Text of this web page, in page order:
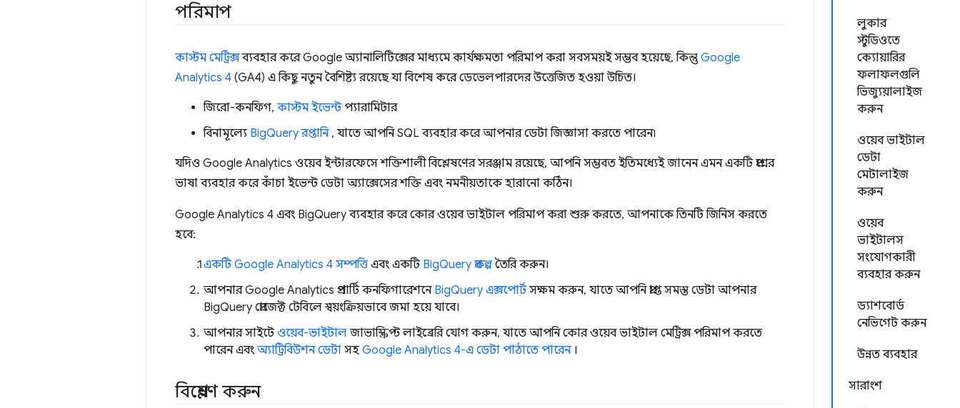
লুকার
স্টুডিওতে
ক্যোয়ারির
ফলাফলগুলি
ভিজ্যুয়ালাইজ
করুন
ওয়েব ভাইটাল
ডেটা
মেটালাইজ
করুন
ওয়েব
ভাইটালস
সংযোগকারী
ব্যবহার করুন
ড্যাশবোর্ড
নেভিগেট করুন
উন্নত ব্যবহার
সারাংশ
পরিমাপ
কাস্টম মেট্রিক্সব্যবহার করে Google অ্যানালিটিক্সের মাধ্যমে কার্যক্ষমতা পরিমাপ করা সবসময়ই সম্ভব হয়েছে, কিন্তু Google
Analytics 4 (GA4) এ কিছু নতুন বৈশিষ্ট্য রয়েছে যা বিশেষ করে ডেভেলপারদের উত্তেজিত হওয়া উচিত।
জিরো-কনফিগ, কাস্টম ইভেন্টপ্যারামিটার
বিনামূল্যে BigQuery রপ্তানি, যাতে আপনি SQL ব্যবহার করে আপনার ডেটা জিজ্ঞাসা করতে পারেন৷
যদিও Google Analytics ওয়েব ইন্টারফেসে শক্তিশালী বিশ্লেষণের সরঞ্জাম রয়েছে, আপনি সম্ভবত ইতিমধ্যেই জানেন এমন একটি প্রশ্নের
ভাষা ব্যবহার করে কাঁচা ইভেন্ট ডেটা অ্যাক্সেসের শক্তি এবং নমনীয়তাকে হারানো কঠিন।
Google Analytics 4 এবং BigQuery ব্যবহার করে কোর ওয়েব ভাইটাল পরিমাপ করা শুরু করতে, আপনাকে তিনটি জিনিস করতে
হবে:
একটি Google Analytics 4 সম্পত্তি এবং একটি BigQuery প্রকল্প তৈরি করুন।
আপনার Google Analytics প্রপার্টি কনফিগারেশনে BigQuery এক্সপোর্টসক্ষম করুন, যাতে আপনি প্রাপ্ত সমস্ত ডেটা আপনার
BigQuery প্রোজেক্ট টেবিলে স্বয়ংক্রিয়ভাবে জমা হয়ে যাবে।
আপনার সাইটেওয়েব-ভাইটাল জাভাস্ক্রিপ্ট লাইব্রেরি যোগ করুন, যাতে আপনি কোর ওয়েব ভাইটাল মেট্রিক্স পরিমাপ করতে
পারেন এবং অ্যাট্রিবিউশন ডেটা সহ Google Analytics 4-এ ডেটা পাঠাতে পারেন।
বিশ্লেষণ করুন